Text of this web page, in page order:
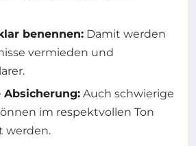
benennen: Damit werden
vermieden und
Absicherung: Auch schwierige
im respektvollen Ton
werden.